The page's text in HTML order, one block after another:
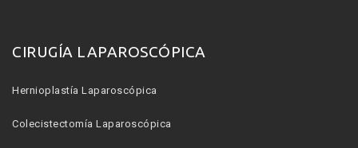
CIRUGÍA LAPAROSCÓPICA
Hernioplastía Laparoscópica
Colecistectomía Laparoscópica